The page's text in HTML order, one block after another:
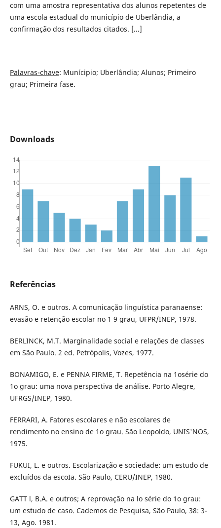
com uma amostra representativa dos alunos repetentes de
uma escola estadual do município de Uberlândia, a
confirmação dos resultados citados. [...]
Palavras-chave: Munícipio; Uberlândia; Alunos; Primeiro
grau; Primeira fase.
Downloads
Referências
ARNS, O. e outros. A comunicação linguística paranaense:
evasão e retenção escolar no 1 9 grau, UFPR/INEP, 1978.
BERLINCK, M.T. Marginalidade social e relações de classes
em São Paulo. 2 ed. Petrópolis, Vozes, 1977.
BONAMIGO, E. e PENNA FIRME, T. Repetência na 1osérie do
1o grau: uma nova perspectiva de análise. Porto Alegre,
UFRGS/INEP, 1980.
FERRARI, A. Fatores escolares e não escolares de
rendimento no ensino de 1o grau. São Leopoldo, UNIS'NOS,
1975.
FUKUI, L. e outros. Escolarização e sociedade: um estudo de
excluídos da escoIa. São Paulo, CERU/INEP, 1980.
GATT l, B.A. e outros; A reprovação na lo série do 1o grau:
um estudo de caso. Cademos de Pesquisa, São Paulo, 38: 3-
13, Ago. 1981.